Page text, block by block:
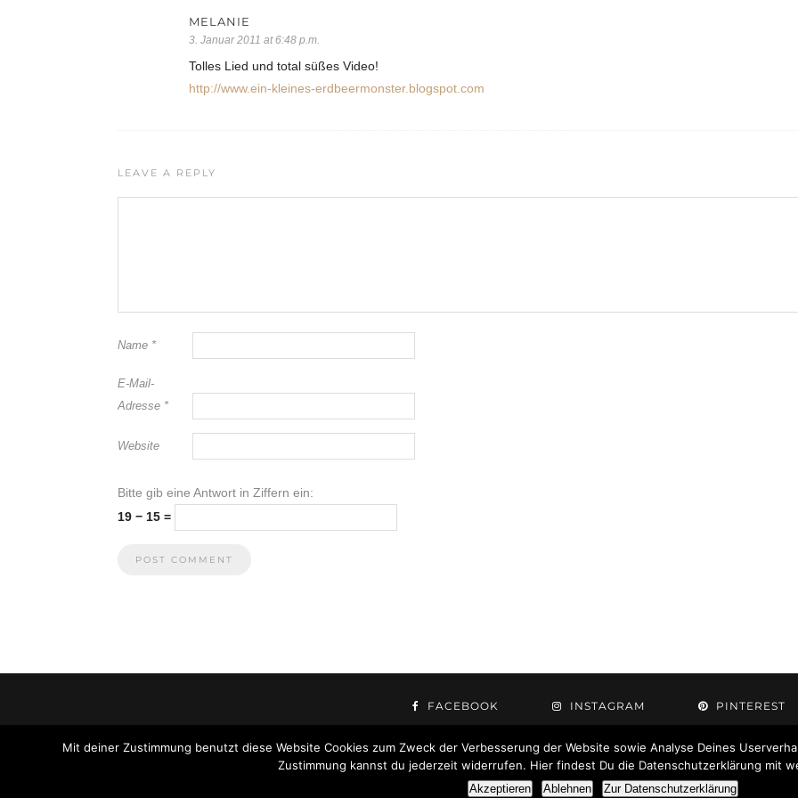
MELANIE
3. Januar 2011 at 6:48 p.m.
Tolles Lied und total süßes Video!
http://www.ein-kleines-erdbeermonster.blogspot.com
LEAVE A REPLY
Name *
E-Mail-
Adresse *
Website
Bitte gib eine Antwort in Ziffern ein:
19 − 15 =
FACEBOOK INSTAGRAM PINTEREST
© 2021 Anna Heuberger
Mit deiner Zustimmung benutzt diese Website Cookies zum Zweck der Verbesserung der Website sowie Analyse Deines
Zustimmung kannst du jederzeit widerrufen. Hier findest Du die Datenschutzerklärung mit
Akzeptieren Ablehnen Zur Datenschutzerklärung